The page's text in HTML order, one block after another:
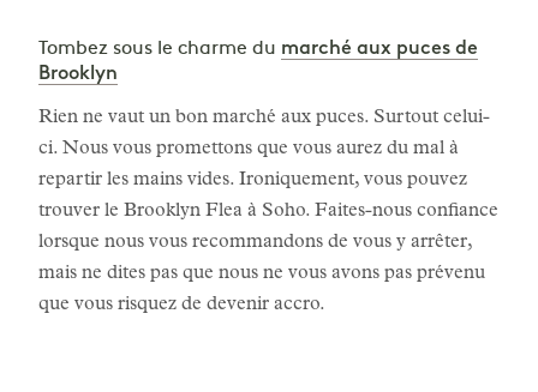
Tombez sous le charme du marché aux puces de
Brooklyn
Rien ne vaut un bon marché aux puces. Surtout celui-
ci. Nous vous promettons que vous aurez du mal à
repartir les mains vides. Ironiquement, vous pouvez
trouver le Brooklyn Flea à Soho. Faites-nous confiance
lorsque nous vous recommandons de vous y arrêter,
mais ne dites pas que nous ne vous avons pas prévenu
que vous risquez de devenir accro.